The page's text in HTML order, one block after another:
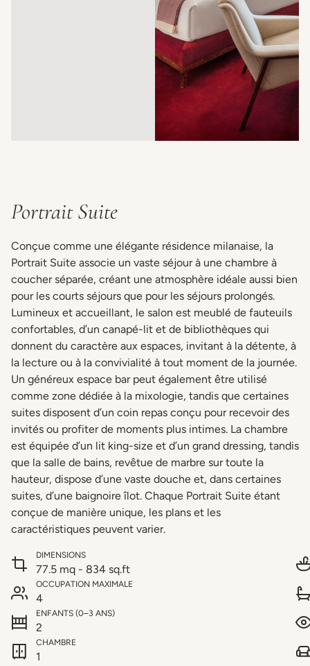
Portrait Suite
Conçue comme une élégante résidence milanaise, la
Portrait Suite associe un vaste séjour à une chambre à
coucher séparée, créant une atmosphère idéale aussi bien
pour les courts séjours que pour les séjours prolongés.
Lumineux et accueillant, le salon est meublé de fauteuils
confortables, d’un canapé-lit et de bibliothèques qui
donnent du caractère aux espaces, invitant à la détente, à
la lecture ou à la convivialité à tout moment de la journée.
Un généreux espace bar peut également être utilisé
comme zone dédiée à la mixologie, tandis que certaines
suites disposent d’un coin repas conçu pour recevoir des
invités ou profiter de moments plus intimes. La chambre
est équipée d’un lit king-size et d’un grand dressing, tandis
que la salle de bains, revêtue de marbre sur toute la
hauteur, dispose d’une vaste douche et, dans certaines
suites, d’une baignoire îlot. Chaque Portrait Suite étant
conçue de manière unique, les plans et les
caractéristiques peuvent varier.
DIMENSIONS
77.5 mq - 834 sq.ft
OCCUPATION MAXIMALE
4
ENFANTS (0–3 ANS)
2
CHAMBRE
1